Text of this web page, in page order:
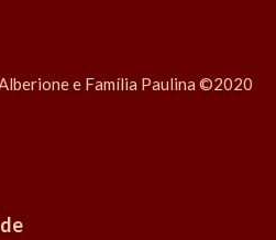
e Família Paulina ©2020